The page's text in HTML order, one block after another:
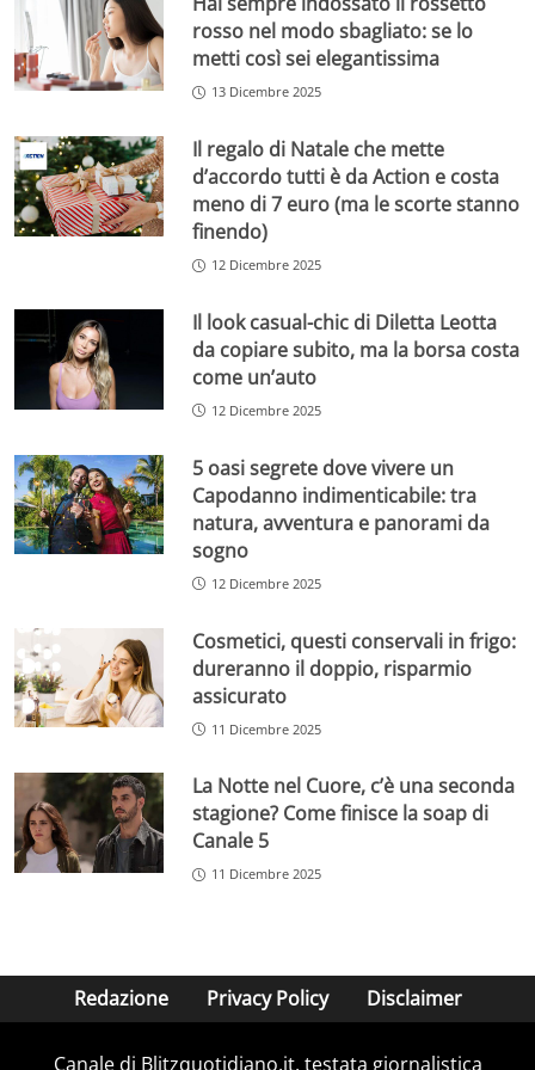
rosso nel modo sbagliato: se lo
metti così sei elegantissima
13 Dicembre 2025
Il regalo di Natale che mette
d’accordo tutti è da Action e costa
meno di 7 euro (ma le scorte stanno
finendo)
12 Dicembre 2025
Il look casual-chic di Diletta Leotta
da copiare subito, ma la borsa costa
come un’auto
12 Dicembre 2025
5 oasi segrete dove vivere un
Capodanno indimenticabile: tra
natura, avventura e panorami da
sogno
12 Dicembre 2025
Cosmetici, questi conservali in frigo:
dureranno il doppio, risparmio
assicurato
11 Dicembre 2025
La Notte nel Cuore, c’è una seconda
stagione? Come finisce la soap di
Canale 5
11 Dicembre 2025
Redazione Privacy Policy Disclaimer
Canale di Blitzquotidiano.it, testata giornalistica